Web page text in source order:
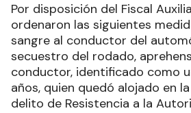
Por disposición del Fiscal
ordenaron las siguientes
sangre al conductor del
secuestro del rodado,
conductor, identificado como
años, quien quedó alojado en
delito de Resistencia a la